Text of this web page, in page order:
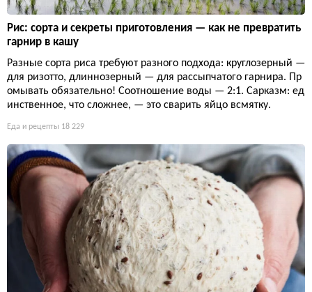
Рис: сорта и секреты приготовления — как не превратить
гарнир в кашу
Разные сорта риса требуют разного подхода: круглозерный —
для ризотто, длиннозерный — для рассыпчатого гарнира. Пр
омывать обязательно! Соотношение воды — 2:1. Сарказм: ед
инственное, что сложнее, — это сварить яйцо всмятку.
Еда и рецепты 18 229